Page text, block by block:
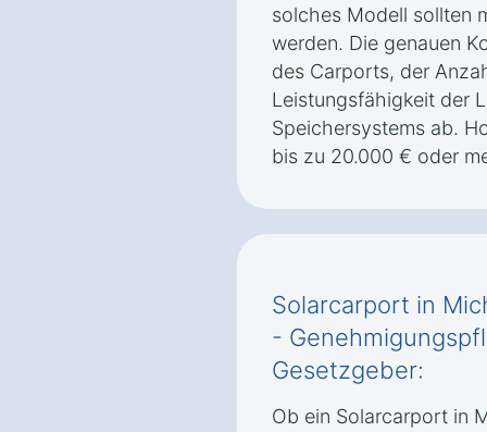
solches Modell sollten
werden. Die genauen
des Carports, der
Leistungsfähigkeit der
Speichersystems ab.
bis zu 20.000 € oder
Solarcarport in
-
Gesetzgeber:
Ob ein Solarcarport in